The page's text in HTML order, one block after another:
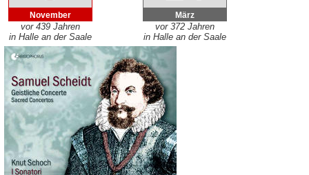
November
vor 439 Jahren
in Halle an der Saale
März
vor 372 Jahren
in Halle an der Saale